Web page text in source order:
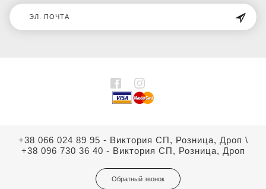
+38 066 024 89 95 - Виктория СП, Розница, Дроп \
+38 096 730 36 40 - Виктория СП, Розница, Дроп
Обратный звонок